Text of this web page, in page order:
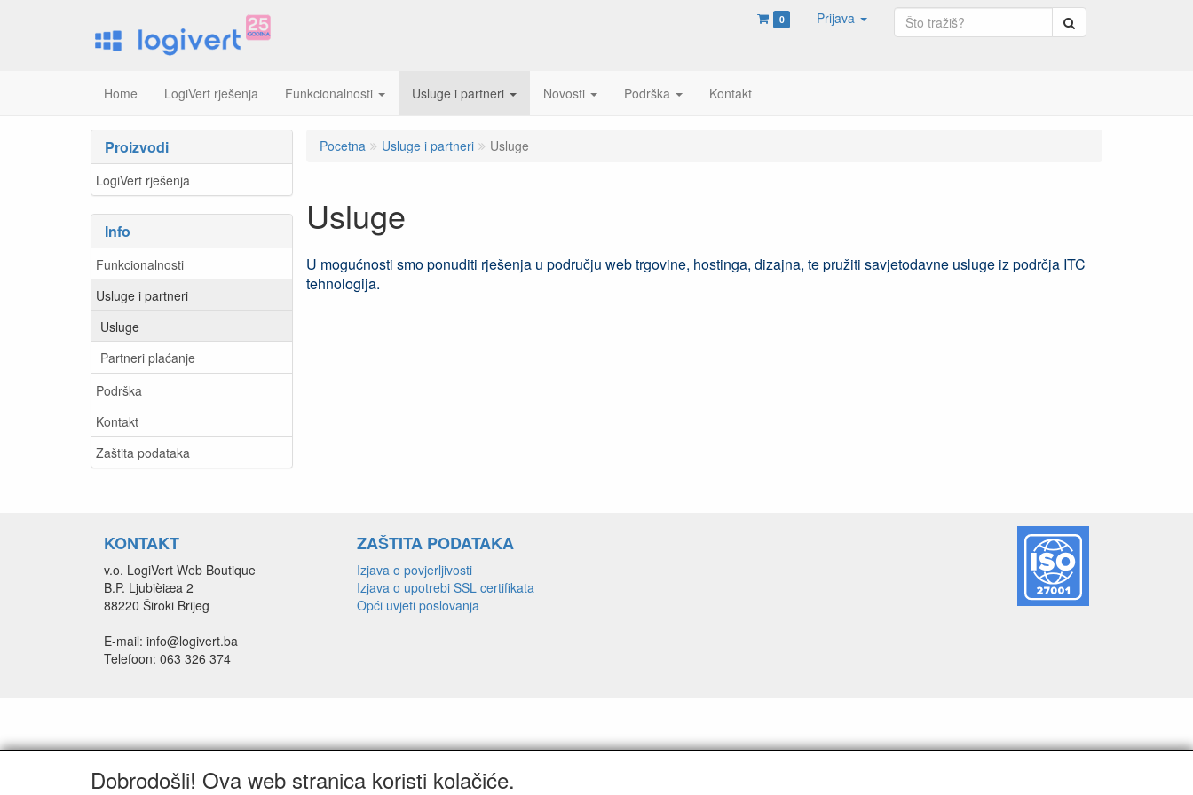
0 Prijava
Home LogiVert rješenja Funkcionalnosti Usluge i partneri Novosti Podrška Kontakt
Proizvodi
LogiVert rješenja
Info
Funkcionalnosti
Usluge i partneri
Usluge
Partneri plaćanje
Podrška
Kontakt
Zaštita podataka
Pocetna Usluge i partneri Usluge
Usluge
U mogućnosti smo ponuditi rješenja u području web trgovine, hostinga, dizajna, te pružiti savjetodavne usluge iz podrčja ITC
tehnologija.
KONTAKT
v.o. LogiVert Web Boutique
B.P. Ljubièiæa 2
88220 Široki Brijeg
E-mail: info@logivert.ba
Telefoon: 063 326 374
ZAŠTITA PODATAKA
Izjava o povjerljivosti
Izjava o upotrebi SSL certifikata
Opći uvjeti poslovanja
Dobrodošli! Ova web stranica koristi kolačiće.